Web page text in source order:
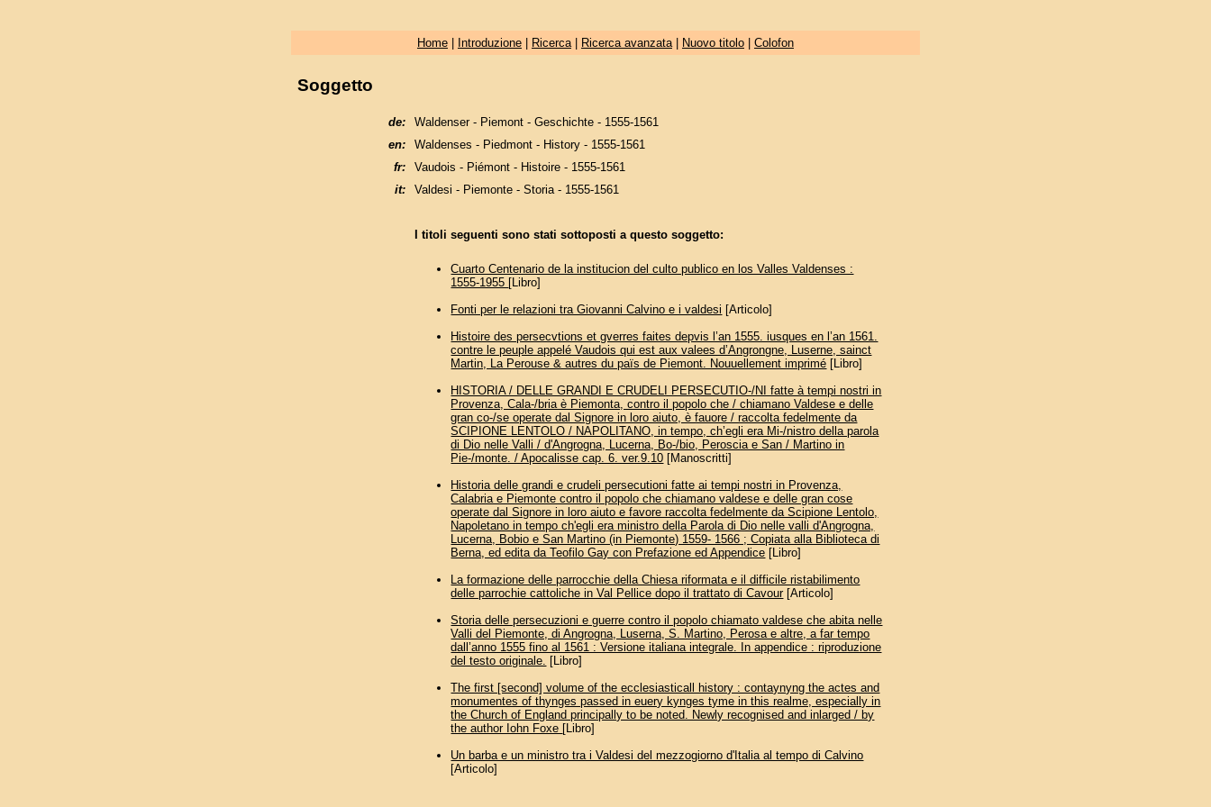
Home| Introduzione| Ricerca| Ricerca avanzata| Nuovo titolo| Colofon
Soggetto
de:
Waldenser - Piemont - Geschichte - 1555-1561
en:
Waldenses - Piedmont - History - 1555-1561
fr:
Vaudois - Piémont - Histoire - 1555-1561
it:
Valdesi - Piemonte - Storia - 1555-1561
I titoli seguenti sono stati sottoposti a questo soggetto:
Cuarto Centenario de la institucion del culto publico en los Valles Valdenses :
1555-1955 [Libro]
Fonti per le relazioni tra Giovanni Calvino e i valdesi [Articolo]
Histoire des persecvtions et gverres faites depvis l’an 1555. iusques en l’an 1561.
contre le peuple appelé Vaudois qui est aux valees d’Angrongne, Luserne, sainct
Martin, La Perouse & autres du païs de Piemont. Nouuellement imprimé [Libro]
HISTORIA / DELLE GRANDI E CRUDELI PERSECUTIO-/NI fatte à tempi nostri in
Provenza, Cala-/bria è Piemonta, contro il popolo che / chiamano Valdese e delle
gran co-/se operate dal Signore in loro aiuto, è fauore / raccolta fedelmente da
SCIPIONE LENTOLO / NAPOLITANO, in tempo, ch’egli era Mi-/nistro della parola
di Dio nelle Valli / d'Angrogna, Lucerna, Bo-/bio, Peroscia e San / Martino in
Pie-/monte. / Apocalisse cap. 6. ver.9.10 [Manoscritti]
Historia delle grandi e crudeli persecutioni fatte ai tempi nostri in Provenza,
Calabria e Piemonte contro il popolo che chiamano valdese e delle gran cose
operate dal Signore in loro aiuto e favore raccolta fedelmente da Scipione Lentolo,
Napoletano in tempo ch'egli era ministro della Parola di Dio nelle valli d'Angrogna,
Lucerna, Bobio e San Martino (in Piemonte) 1559- 1566 ; Copiata alla Biblioteca di
Berna, ed edita da Teofilo Gay con Prefazione ed Appendice [Libro]
La formazione delle parrocchie della Chiesa riformata e il difficile ristabilimento
delle parrochie cattoliche in Val Pellice dopo il trattato di Cavour[Articolo]
Storia delle persecuzioni e guerre contro il popolo chiamato valdese che abita nelle
Valli del Piemonte, di Angrogna, Luserna, S. Martino, Perosa e altre, a far tempo
dall’anno 1555 fino al 1561 : Versione italiana integrale. In appendice : riproduzione
del testo originale. [Libro]
The first [second] volume of the ecclesiasticall history : contaynyng the actes and
monumentes of thynges passed in euery kynges tyme in this realme, especially in
the Church of England principally to be noted. Newly recognised and inlarged / by
the author Iohn Foxe [Libro]
Un barba e un ministro tra i Valdesi del mezzogiorno d'Italia al tempo di Calvino
[Articolo]